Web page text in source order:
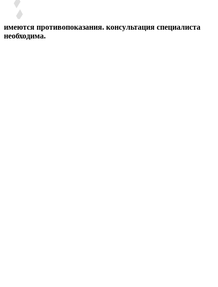
имеются противопоказания. консультация специалиста
необходима.